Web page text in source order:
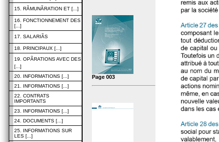
15. RÃMUNÃRATION ET [...]
16. FONCTIONNEMENT DES
[...]
17. SALARIÃS
18. PRINCIPAUX [...]
19. OPÃRATIONS AVEC DES
[...]
20. INFORMATIONS [...]
21. INFORMATIONS [...]
22. CONTRATS
IMPORTANTS
23. INFORMATIONS [...]
24. DOCUMENTS [...]
25. INFORMATIONS SUR
LES [...]
Page 003